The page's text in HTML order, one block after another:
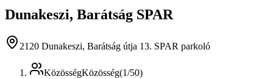
Dunakeszi, Barátság SPAR
2120 Dunakeszi, Barátság útja 13. SPAR parkoló
KözösségKözösség(1/50)